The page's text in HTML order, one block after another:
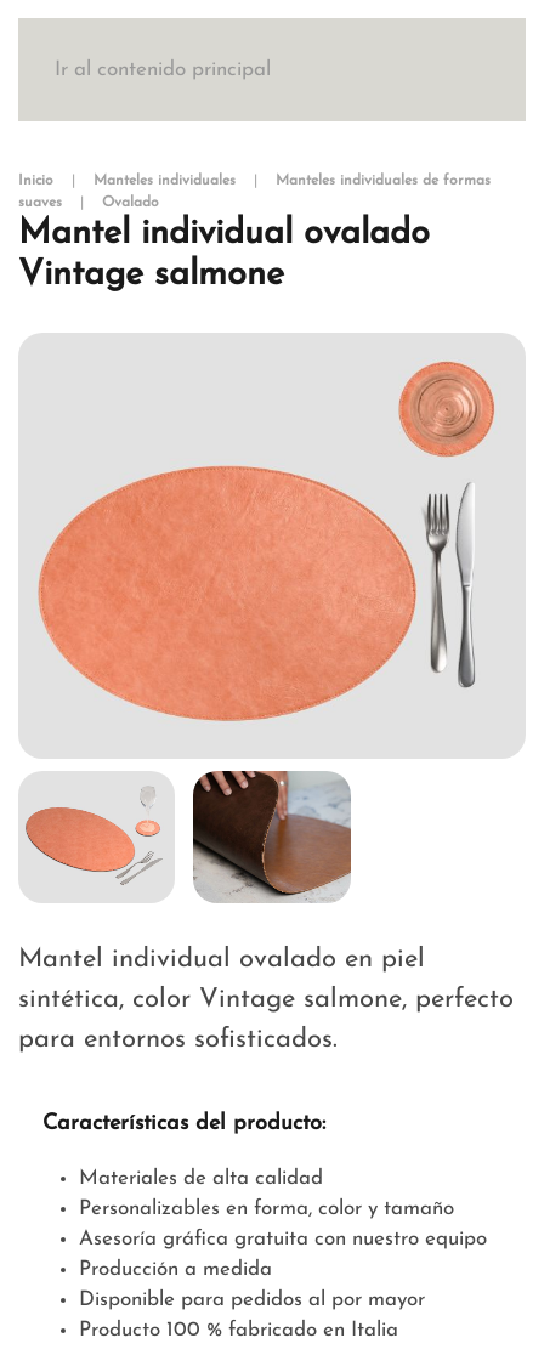
Ir al contenido principal
Inicio Manteles individuales
Manteles individuales de formas
suaves
Ovalado
Mantel individual ovalado
Vintage salmone
Mantel individual ovalado en piel
sintética, color Vintage salmone, perfecto
para entornos sofisticados.
Características del producto:
Materiales de alta calidad
Personalizables en forma, color y tamaño
Asesoría gráfica gratuita con nuestro equipo
Producción a medida
Disponible para pedidos al por mayor
Producto 100 % fabricado en Italia